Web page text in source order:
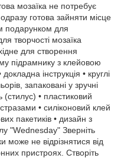
мозаїка не потребує
готова зайняти місце
подарунком для
творчості мозаїка
для створення
підрамнику з клейовою
інструкція • круглі
запаковані у зручні
(стилус) • пластиковий
• силіконовий клей
пакетиків • дизайн з
"Wednesday" Зверніть
може не відрізнятися від
пристроях. Створіть